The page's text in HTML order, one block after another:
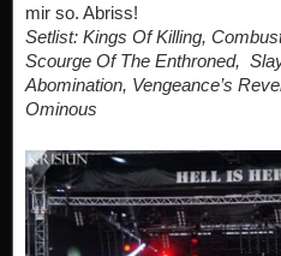
mir so. Abriss!
Setlist: Kings Of Killing,
Scourge Of The Enthroned,
Abomination, Vengeance’s
Ominous